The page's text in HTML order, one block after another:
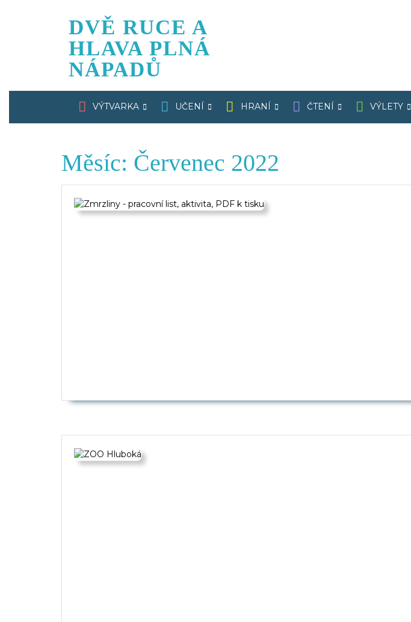
DVĚ RUCE A
HLAVA PLNÁ
NÁPADŮ
VÝTVARKA UČENÍ HRANÍ ČTENÍ VÝLETY
Měsíc: Červenec 2022